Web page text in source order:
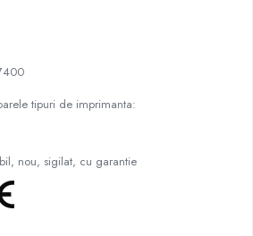
tipuri de imprimanta:
nou, sigilat, cu garantie